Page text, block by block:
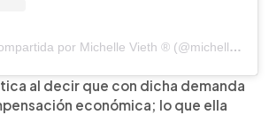
Una publicación compartida por Michelle Vieth ®️ (@michellevieth)
al decir que con dicha demanda
económica; lo que ella